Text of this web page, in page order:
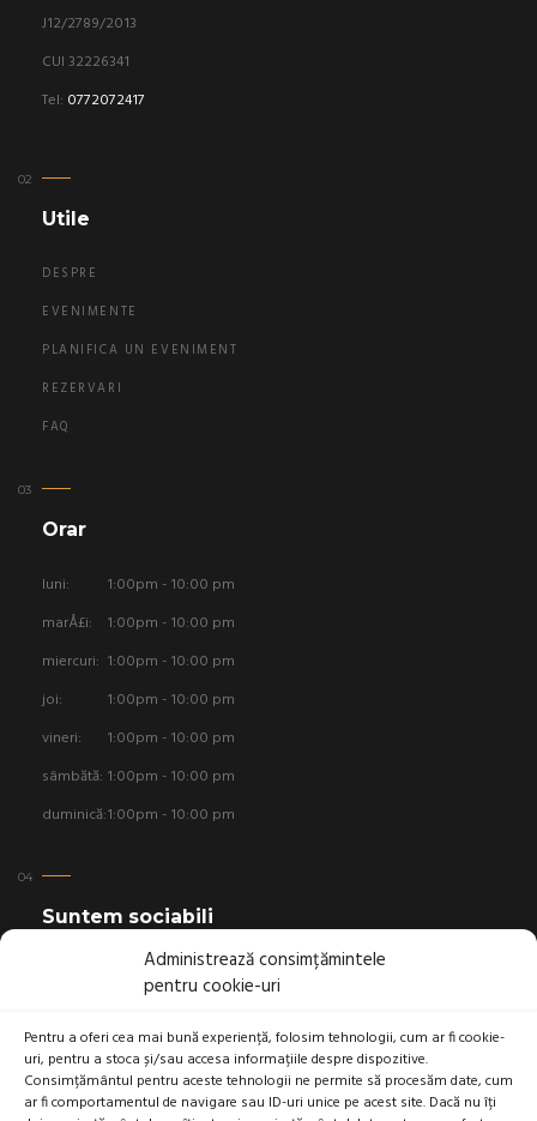
Administrează consimțămintele
pentru cookie-uri
Pentru a oferi cea mai bună experiență, folosim tehnologii, cum ar fi cookie-
uri, pentru a stoca și/sau accesa informațiile despre dispozitive.
Consimțământul pentru aceste tehnologii ne permite să procesăm date, cum
ar fi comportamentul de navigare sau ID-uri unice pe acest site. Dacă nu îți
J12/2789/2013
CUI 32226341
Tel: 0772072417
Utile
DESPRE
EVENIMENTE
PLANIFICA UN EVENIMENT
REZERVARI
FAQ
Orar
luni:
1:00pm - 10:00 pm
marÅ£i:
1:00pm - 10:00 pm
miercuri: 1:00pm - 10:00 pm
joi:
1:00pm - 10:00 pm
vineri:
1:00pm - 10:00 pm
sâmbătă: 1:00pm - 10:00 pm
duminică:1:00pm - 10:00 pm
Suntem sociabili
Linkuri utile